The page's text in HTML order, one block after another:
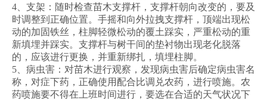
4、支架：随时检查苗木支撑杆，支撑杆朝向改变的，要及
时调整到正确位置。手摇和向外拉拽支撑杆，顶端出现松
动的加固铁丝，柱脚轻微松动的覆土踩实，严重松动的重
新填埋并踩实。支撑杆与树干间的垫衬物出现老化脱落
的，应该进行更换，并重新绑扎，填埋柱脚。
5、病虫害：对苗木进行观察，发现病虫害后确定病虫害名
称，对症下药，正确使用配合比调兑农药，进行喷施。农
药喷施要不得在上班时间进行，要选在合适的天气状况下